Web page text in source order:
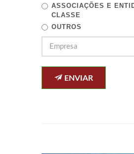
ASSOCIAÇÕES E
CLASSE
OUTROS
ENVIAR